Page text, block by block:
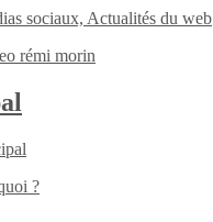
sociaux, Actualités du web
rémi morin
?